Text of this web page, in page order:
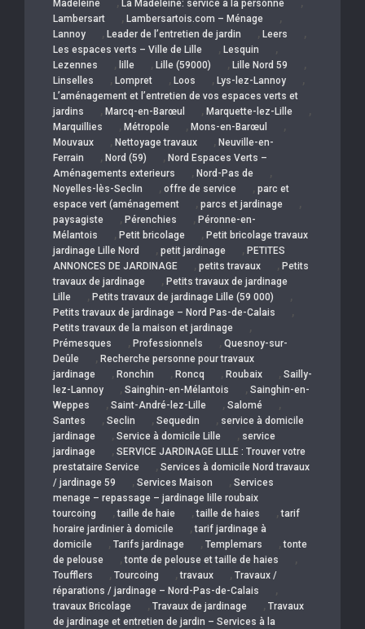
Madeleine
La Madeleine: service a la personne
Lambersart , Lambersartois.com – Ménage ,
Lannoy , Leader de l’entretien de jardin , Leers ,
Les espaces verts – Ville de Lille , Lesquin ,
Lezennes , lille , Lille (59000) , Lille Nord 59 ,
Linselles , Lompret , Loos , Lys-lez-Lannoy ,
L’aménagement et l’entretien de vos espaces verts et
jardins
, Marcq-en-Barœul , Marquette-lez-Lille ,
Marquillies , Métropole , Mons-en-Barœul ,
Mouvaux , Nettoyage travaux , Neuville-en-
Ferrain
, Nord (59) , Nord Espaces Verts –
Aménagements exterieurs
, Nord-Pas de ,
Noyelles-lès-Seclin , offre de service , parc et
espace vert (aménagement
, parcs et jardinage ,
paysagiste , Pérenchies , Péronne-en-
Mélantois
, Petit bricolage , Petit bricolage travaux
jardinage Lille Nord
, petit jardinage , PETITES
ANNONCES DE JARDINAGE
, petits travaux , Petits
travaux de jardinage
, Petits travaux de jardinage
Lille
, Petits travaux de jardinage Lille (59 000) ,
Petits travaux de jardinage – Nord Pas-de-Calais ,
Petits travaux de la maison et jardinage ,
Prémesques , Professionnels , Quesnoy-sur-
Deûle
, Recherche personne pour travaux
jardinage
, Ronchin , Roncq , Roubaix , Sailly-
lez-Lannoy
, Sainghin-en-Mélantois , Sainghin-en-
Weppes
, Saint-André-lez-Lille , Salomé ,
Santes , Seclin , Sequedin , service à domicile
jardinage
, Service à domicile Lille , service
jardinage
, SERVICE JARDINAGE LILLE : Trouver votre
prestataire Service
, Services à domicile Nord travaux
/ jardinage 59
, Services Maison , Services
menage – repassage – jardinage lille roubaix
tourcoing
,taille de haie ,taille de haies ,tarif
horaire jardinier à domicile
,tarif jardinage à
domicile
, Tarifs jardinage , Templemars ,tonte
de pelouse
,tonte de pelouse et taille de haies ,
Toufflers , Tourcoing ,travaux , Travaux /
réparations / jardinage – Nord-Pas-de-Calais
,
travaux Bricolage , Travaux de jardinage , Travaux
de jardinage et entretien de jardin – Services à la